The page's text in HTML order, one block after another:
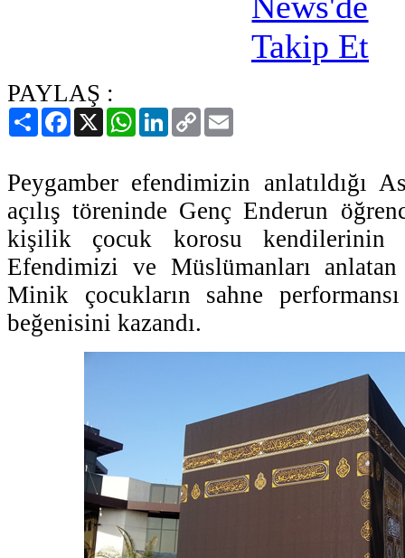
PAYLAŞ :
PaylaşFacebook
X WhatsAppLinkedIn
Copy
Link
Peygamber efendimizin anlatıldığı
açılış töreninde Genç Enderun
kişilik çocuk korosu kendilerinin
Efendimizi ve Müslümanları
Minik çocukların sahne
beğenisini kazandı.